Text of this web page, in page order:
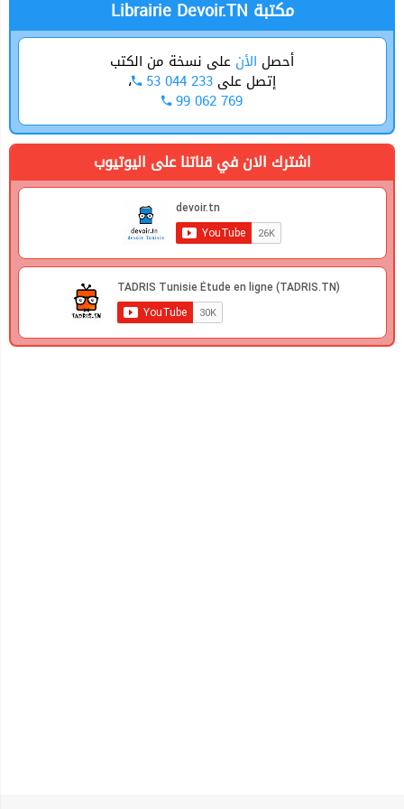
Librairie Devoir.TN مكتبة
أحصل الأن على نسخة من الكتب
إتصل على 53 044 233 ،
99 062 769
اشترك الان في قناتنا على اليوتيوب